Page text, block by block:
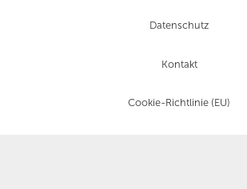
Datenschutz
Kontakt
Cookie-Richtlinie (EU)